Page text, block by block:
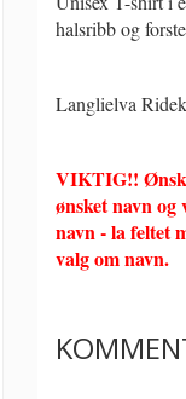
halsribb og
Langlielva
VIKTIG!!
ønsket navn
navn - la feltet
valg om navn.